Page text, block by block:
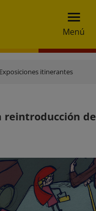
Menú
Exposiciones itinerantes
reintroducción de